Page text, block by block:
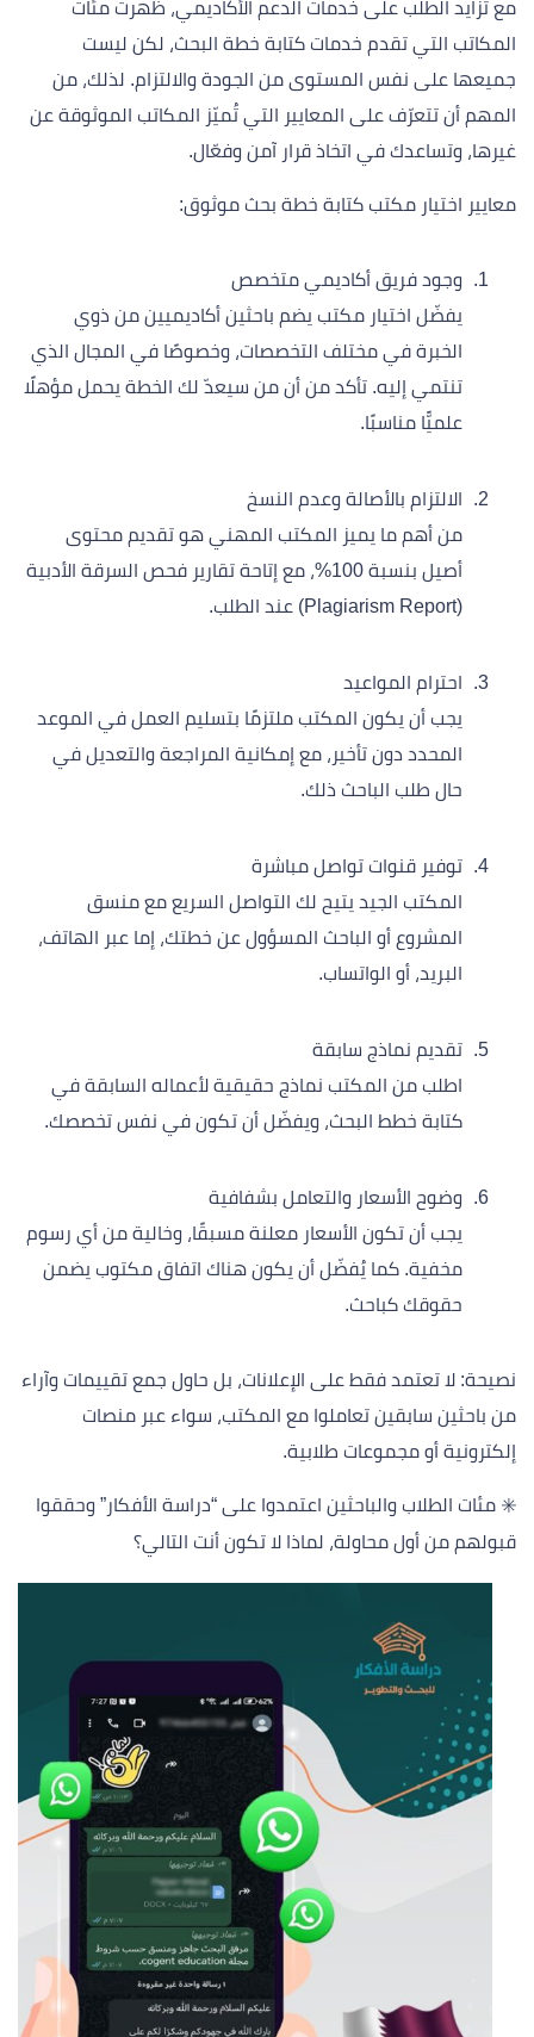
مع تزايد الطلب على خدمات الدعم الأكاديمي، ظهرت مئات
المكاتب التي تقدم خدمات كتابة خطة البحث، لكن ليست
جميعها على نفس المستوى من الجودة والالتزام. لذلك، من
المهم أن تتعرّف على المعايير التي تُميّز المكاتب الموثوقة عن
غيرها، وتساعدك في اتخاذ قرار آمن وفعّال.
معايير اختيار مكتب كتابة خطة بحث موثوق:
وجود فريق أكاديمي متخصص
يفضّل اختيار مكتب يضم باحثين أكاديميين من ذوي
الخبرة في مختلف التخصصات، وخصوصًا في المجال الذي
تنتمي إليه. تأكد من أن من سيعدّ لك الخطة يحمل مؤهلًا
علميًّا مناسبًا.
الالتزام بالأصالة وعدم النسخ
من أهم ما يميز المكتب المهني هو تقديم محتوى
أصيل بنسبة 100%، مع إتاحة تقارير فحص السرقة الأدبية
(Plagiarism Report) عند الطلب.
احترام المواعيد
يجب أن يكون المكتب ملتزمًا بتسليم العمل في الموعد
المحدد دون تأخير، مع إمكانية المراجعة والتعديل في
حال طلب الباحث ذلك.
توفير قنوات تواصل مباشرة
المكتب الجيد يتيح لك التواصل السريع مع منسق
المشروع أو الباحث المسؤول عن خطتك، إما عبر الهاتف،
البريد، أو الواتساب.
تقديم نماذج سابقة
اطلب من المكتب نماذج حقيقية لأعماله السابقة في
كتابة خطط البحث، ويفضّل أن تكون في نفس تخصصك.
وضوح الأسعار والتعامل بشفافية
يجب أن تكون الأسعار معلنة مسبقًا، وخالية من أي رسوم
مخفية. كما يُفضّل أن يكون هناك اتفاق مكتوب يضمن
حقوقك كباحث.
نصيحة: لا تعتمد فقط على الإعلانات، بل حاول جمع تقييمات وآراء
من باحثين سابقين تعاملوا مع المكتب، سواء عبر منصات
إلكترونية أو مجموعات طلابية.
✳️ مئات الطلاب والباحثين اعتمدوا على “دراسة الأفكار” وحققوا
قبولهم من أول محاولة، لماذا لا تكون أنت التالي؟